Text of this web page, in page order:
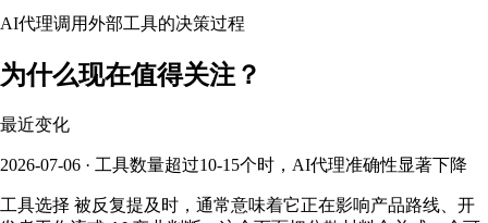
AI代理调用外部工具的决策过程
为什么现在值得关注？
最近变化
2026-07-06 · 工具数量超过10-15个时，AI代理准确性显著下降
工具选择 被反复提及时，通常意味着它正在影响产品路线、开